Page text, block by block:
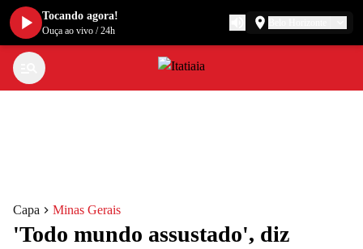
Capa Minas Gerais
'Todo mundo assustado', diz
Tocando agora!
Ouça ao vivo /24h